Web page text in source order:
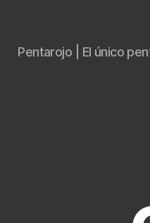
Pentarojo | El único